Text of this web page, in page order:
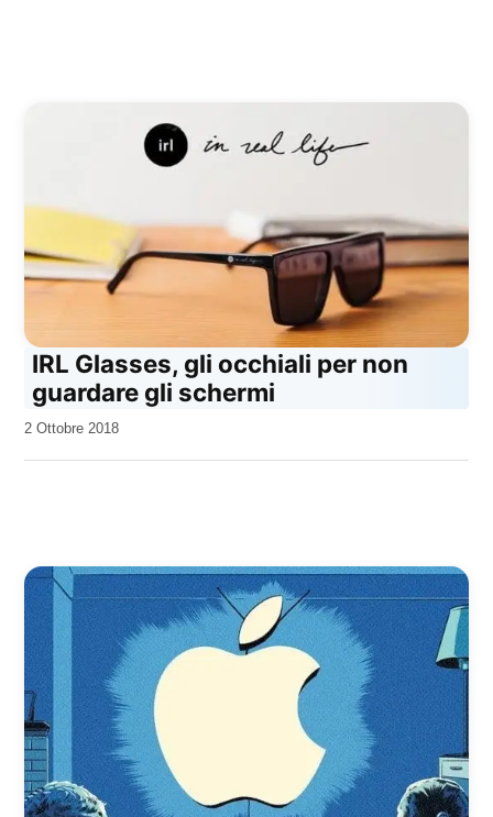
IRL Glasses, gli occhiali per non
guardare gli schermi
da
2 Ottobre 2018